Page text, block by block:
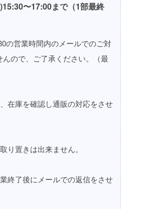
〜17:00まで（1部最終
の営業時間内のメールでのご対
んので、ご了承ください。（最
在庫を確認し通販の対応をさせ
り置きは出来ません。
終了後にメールでの返信をさせ